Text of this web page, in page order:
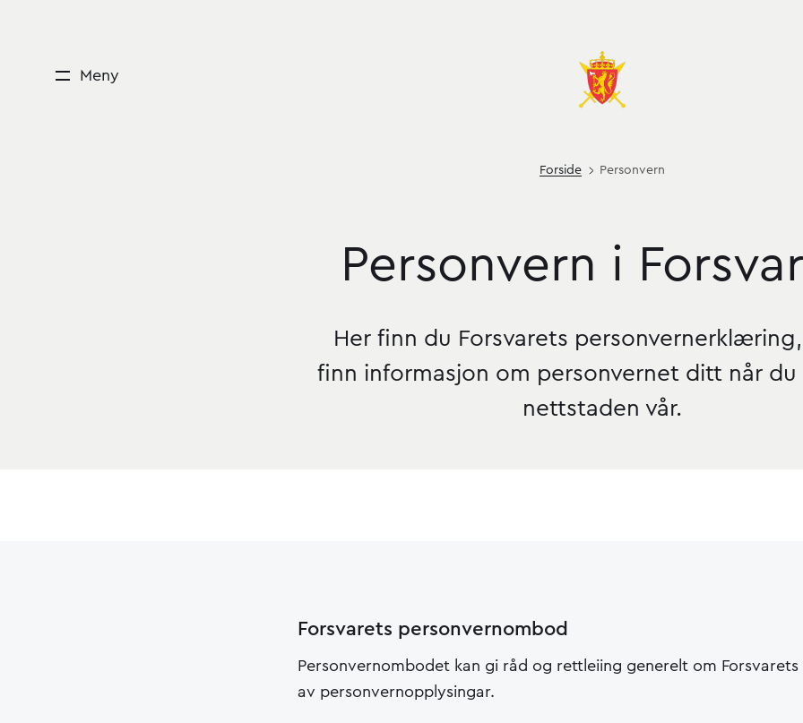
Meny
Forside Personvern
Personvern i
Personvern i Forsvaret
Her finn du Forsvarets
finn informasjon om personvernet ditt når du
nettstaden vår.
Forsvarets personvernombod
Personvernombodet kan gi råd og rettleiing generelt om Forsvarets
av personvernopplysingar.